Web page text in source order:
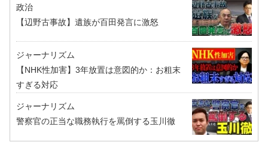
政治
【辺野古事故】遺族が百田発言に激怒
ジャーナリズム
【NHK性加害】3年放置は意図的か：お粗末
すぎる対応
ジャーナリズム
警察官の正当な職務執行を罵倒する玉川徹